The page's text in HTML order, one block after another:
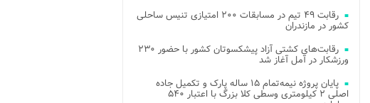
رقابت ۴۹ تیم در مسابقات ۲۰۰ امتیازی تنیس ساحلی
کشور در مازندران
رقابت‌های کشتی آزاد پیشکسوتان کشور با حضور ۲۳۰
ورزشکار در آمل آغاز شد
پایان پروژه نیمه‌تمام ۱۵ ساله پارک و تکمیل جاده
اصلی ۲ کیلومتری وسطی کلا بزرگ با اعتبار ۵۴۰